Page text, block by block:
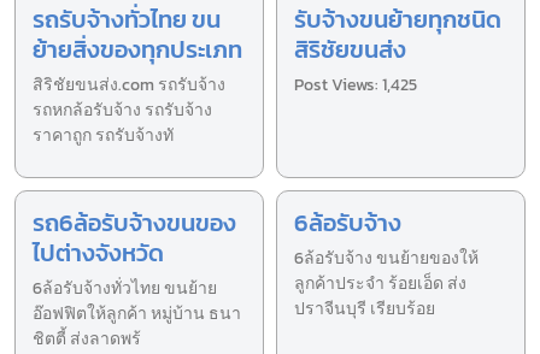
รถรับจ้างทั่วไทย ขน
ย้ายสิ่งของทุกประเภท
สิริชัยขนส่ง.com รถรับจ้าง
รถหกล้อรับจ้าง รถรับจ้าง
ราคาถูก รถรับจ้างทั
รับจ้างขนย้ายทุกชนิด
สิริชัยขนส่ง
Post Views: 1,425
รถ6ล้อรับจ้างขนของ
ไปต่างจังหวัด
6ล้อรับจ้างทั่วไทย ขนย้าย
อ๊อฟฟิตให้ลูกค้า หมู่บ้าน ธนา
ชิตตี้ ส่งลาดพร้
6ล้อรับจ้าง
6ล้อรับจ้าง ขนย้ายของให้
ลูกค้าประจำ ร้อยเอ็ด ส่ง
ปราจีนบุรี เรียบร้อย